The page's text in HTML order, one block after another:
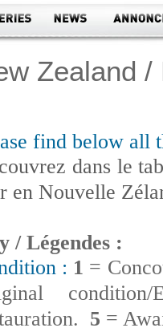
Zealand
find below all
dans le
en Nouvelle
/ Légendes :
: 1 =
5 =